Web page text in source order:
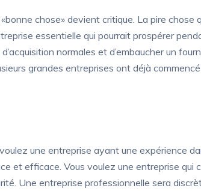
chose» devient critique. La pire chose
essentielle qui pourrait prospérer
normales et d’embaucher un
grandes entreprises ont déjà
une entreprise ayant une expérience
et efficace. Vous voulez une entreprise qui
Une entreprise professionnelle sera